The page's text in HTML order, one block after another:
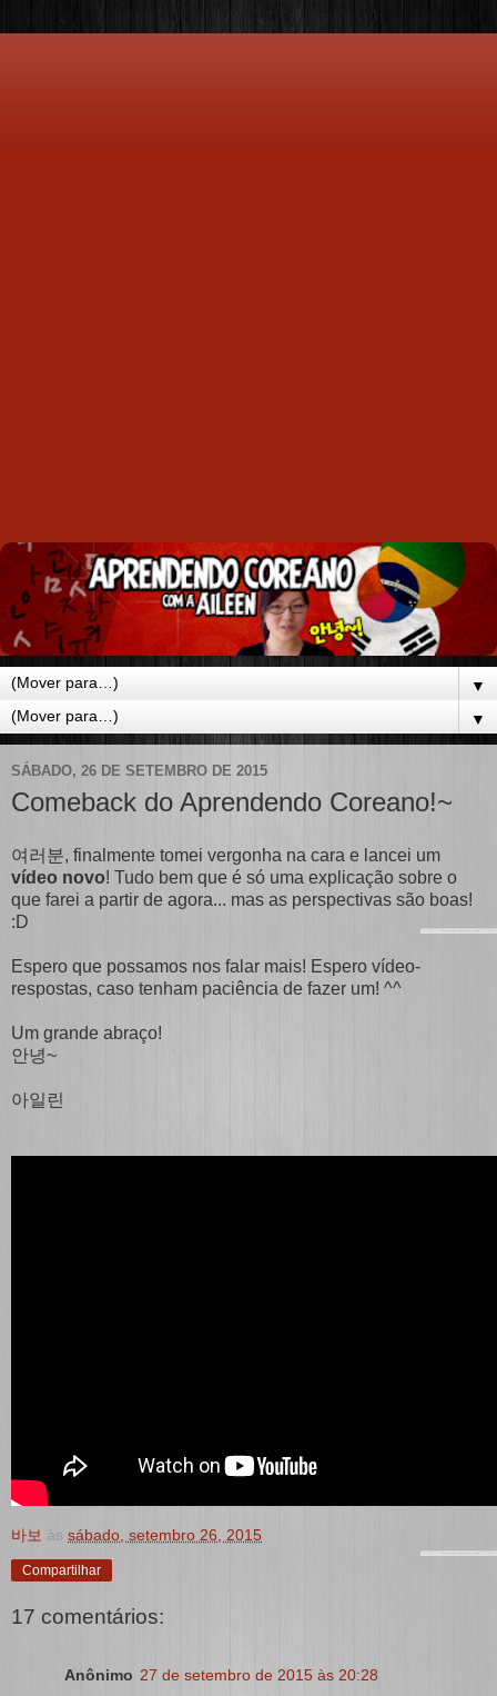
▼
▼
SÁBADO, 26 DE SETEMBRO DE 2015
Comeback do Aprendendo Coreano!~
여러분, finalmente tomei vergonha na cara e lancei um
vídeo novo! Tudo bem que é só uma explicação sobre o
que farei a partir de agora... mas as perspectivas são boas!
:D
Espero que possamos nos falar mais! Espero vídeo-
respostas, caso tenham paciência de fazer um! ^^
Um grande abraço!
안녕~
아일린
바보 às sábado, setembro 26, 2015
Compartilhar
17 comentários:
Anônimo 27 de setembro de 2015 às 20:28